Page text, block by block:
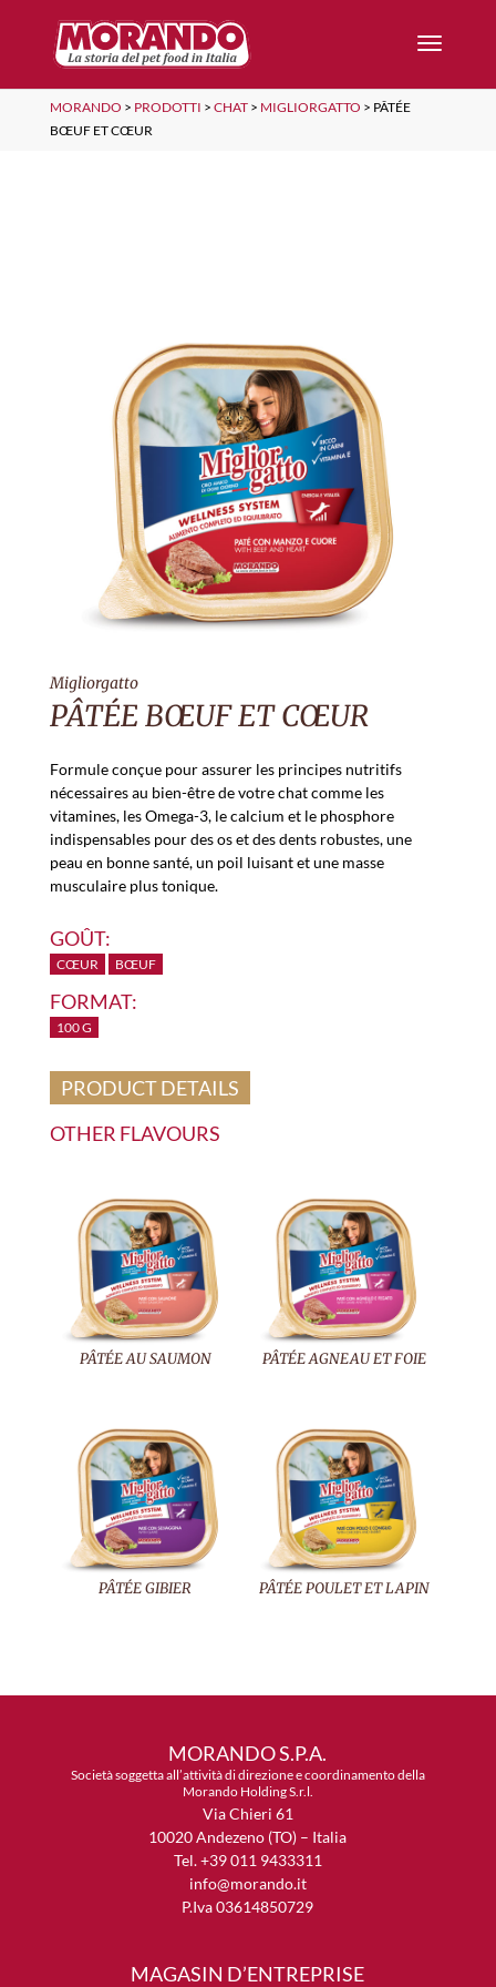
MORANDO > PRODOTTI > CHAT> MIGLIORGATTO > PÂTÉE
BŒUF ET CŒUR
Migliorgatto
PÂTÉE BŒUF ET CŒUR
Formule conçue pour assurer les principes nutritifs
nécessaires au bien-être de votre chat comme les
vitamines, les Omega-3, le calcium et le phosphore
indispensables pour des os et des dents robustes, une
peau en bonne santé, un poil luisant et une masse
musculaire plus tonique.
GOÛT:
CŒUR BŒUF
FORMAT:
100 G
PRODUCT DETAILS
OTHER FLAVOURS
PÂTÉE AU SAUMON PÂTÉE AGNEAU ET FOIE
PÂTÉE GIBIER PÂTÉE POULET ET LAPIN
MORANDO S.P.A.
Società soggetta all’attività di direzione e coordinamento della
Morando Holding S.r.l.
Via Chieri 61
10020 Andezeno (TO) – Italia
Tel. +39 011 9433311
info@morando.it
P.Iva 03614850729
MAGASIN D’ENTREPRISE